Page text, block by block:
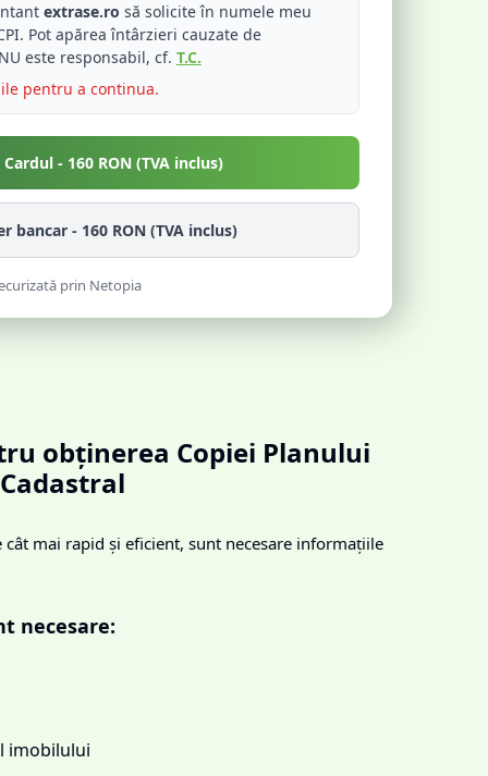
extrase.ro să solicite în numele meu
Pot apărea întârzieri cauzate de
este responsabil, cf. T.C.
pentru a continua.
- 160 RON (TVA inclus)
bancar - 160 RON (TVA inclus)
prin Netopia
obținerea Copiei Planului
Cadastral
cât mai rapid și eficient, sunt necesare informațiile
necesare:
imobilului